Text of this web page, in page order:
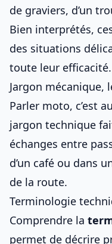
de graviers, d’un
Bien interprétés,
des situations
toute leur efficacité.
Jargon mécanique,
Parler moto, c’est
jargon technique
échanges entre
d’un café ou dans
de la route.
Terminologie
Comprendre la
permet de décrire